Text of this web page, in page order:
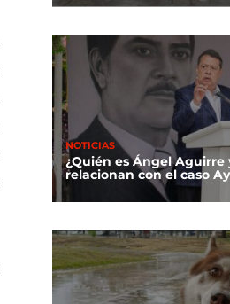
NOTICIAS
¿Quién es Ángel Aguirre
relacionan con el caso